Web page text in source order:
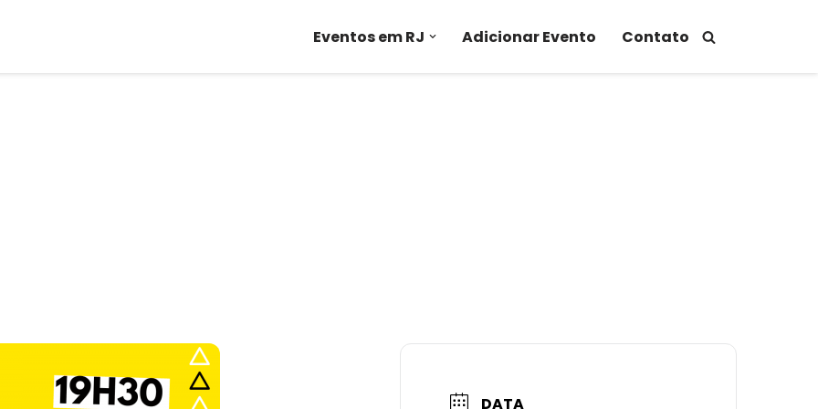
Eventos em RJ Adicionar Evento Contato
DATA